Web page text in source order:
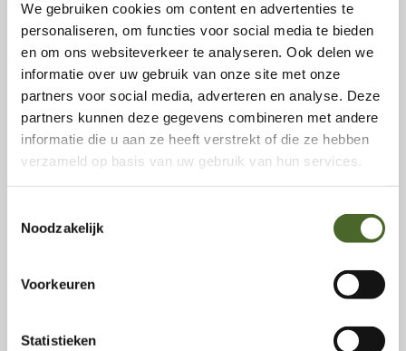
We gebruiken cookies om content en advertenties te
personaliseren, om functies voor social media te bieden
en om ons websiteverkeer te analyseren. Ook delen we
informatie over uw gebruik van onze site met onze
partners voor social media, adverteren en analyse. Deze
partners kunnen deze gegevens combineren met andere
informatie die u aan ze heeft verstrekt of die ze hebben
verzameld op basis van uw gebruik van hun services.
Noodzakelijk
Voorkeuren
Statistieken